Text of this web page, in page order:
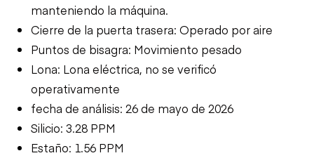
manteniendo la máquina.
Cierre de la puerta trasera: Operado por aire
Puntos de bisagra: Movimiento pesado
Lona: Lona eléctrica, no se verificó
operativamente
fecha de análisis: 26 de mayo de 2026
Silicio: 3.28 PPM
Estaño: 1.56 PPM